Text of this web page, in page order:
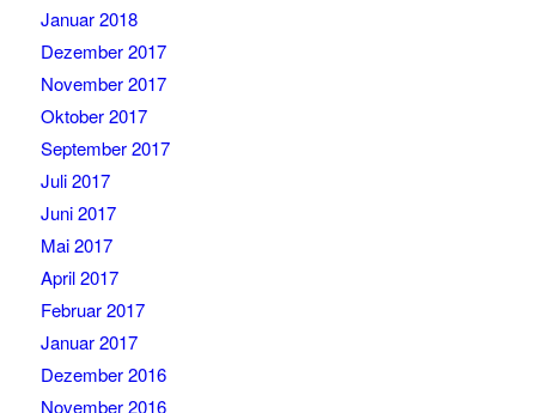
Januar 2018
Dezember 2017
November 2017
Oktober 2017
September 2017
Juli 2017
Juni 2017
Mai 2017
April 2017
Februar 2017
Januar 2017
Dezember 2016
November 2016